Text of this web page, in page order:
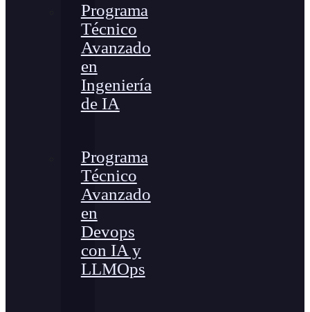
Programa
Técnico
Avanzado
en
Ingeniería
de IA
Programa
Técnico
Avanzado
en
Devops
con IA y
LLMOps